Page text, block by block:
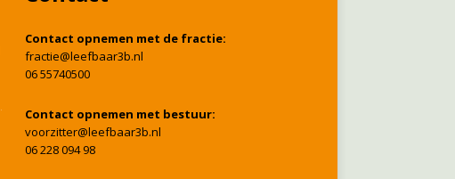
Contact opnemen met de fractie:
fractie@leefbaar3b.nl
06 55740500
Contact opnemen met bestuur:
voorzitter@leefbaar3b.nl
06 228 094 98